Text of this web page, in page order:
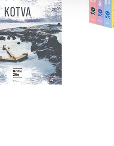
Do košíku
599 Kč
479 Kč